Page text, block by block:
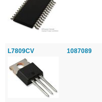
微控制器 (MCU)
音频控制与处理
有源滤波器
L7809CV 1087089